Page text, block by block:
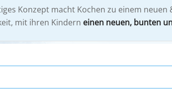
Konzept macht Kochen zu einem
mit ihren Kindern einen neuen, bunten